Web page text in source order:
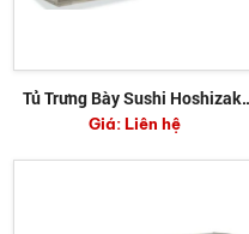
Tủ Trưng Bày Sushi Hoshizaki
HNC-120BE-R-S
Giá:Liên hệ